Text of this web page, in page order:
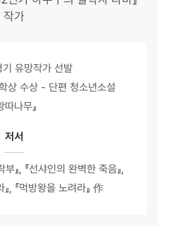
작가
유망작가 선발
상 수상 - 단편 청소년소설
따나무』
저서
』, 『선샤인의 완벽한 죽음』,
, 『먹방왕을 노려라』 作